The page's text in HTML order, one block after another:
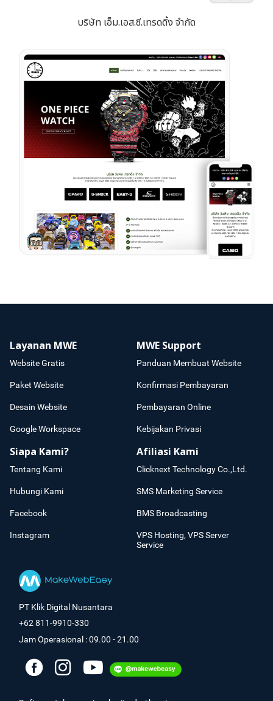
บริษัท เอ็ม.เอส.ซี.เทรดดิ้ง จำกัด
Layanan MWE
Website Gratis
Paket Website
Desain Website
Google Workspace
MWE Support
Panduan Membuat Website
Konfirmasi Pembayaran
Pembayaran Online
Kebijakan Privasi
Siapa Kami?
Tentang Kami
Hubungi Kami
Facebook
Instagram
Afiliasi Kami
Clicknext Technology Co.,Ltd.
SMS Marketing Service
BMS Broadcasting
VPS Hosting, VPS Server
Service
PT Klik Digital Nusantara
+62 811-9910-330
Jam Operasional : 09.00 - 21.00